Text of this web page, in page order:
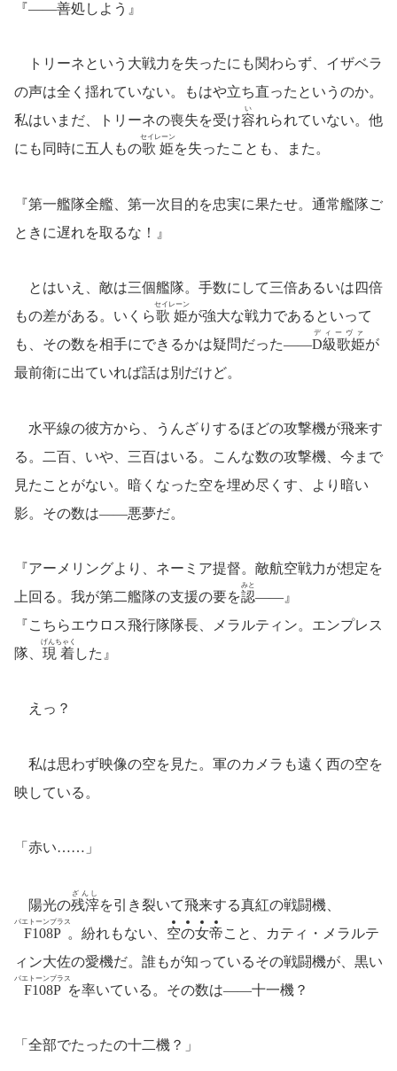
『――善処しよう』
トリーネという大戦力を失ったにも関わらず、イザベラ
の声は全く揺れていない。もはや立ち直ったというのか。
私はいまだ、トリーネの喪失を受け容
い
れられていない。他
にも同時に五人もの歌姫
セイレーン
を失ったことも、また。
『第一艦隊全艦、第一次目的を忠実に果たせ。通常艦隊ご
ときに遅れを取るな！』
とはいえ、敵は三個艦隊。手数にして三倍あるいは四倍
もの差がある。いくら歌姫
セイレーン
が強大な戦力であるといって
も、その数を相手にできるかは疑問だった――D級歌姫
ディーヴァ
が
最前衛に出ていれば話は別だけど。
水平線の彼方から、うんざりするほどの攻撃機が飛来す
る。二百、いや、三百はいる。こんな数の攻撃機、今まで
見たことがない。暗くなった空を埋め尽くす、より暗い
影。その数は――悪夢だ。
『アーメリングより、ネーミア提督。敵航空戦力が想定を
上回る。我が第二艦隊の支援の要を認
みと
――』
『こちらエウロス飛行隊隊長、メラルティン。エンプレス
隊、 現着
げんちゃく
した』
えっ？
私は思わず映像の空を見た。軍のカメラも遠く西の空を
映している。
「赤い……」
陽光の残滓
ざんし
を引き裂いて飛来する真紅の戦闘機、
F108P
パエトーンプラス
。紛れもない、 空の女帝こと、カティ・メラルテ
ィン大佐の愛機だ。誰もが知っているその戦闘機が、黒い
F108P
パエトーンプラス
を率いている。その数は――十一機？
「全部でたったの十二機？」